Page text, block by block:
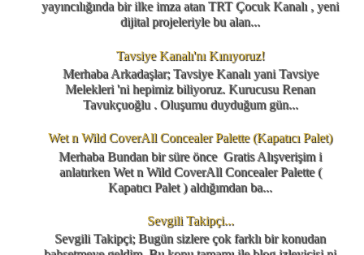
yayıncılığında bir ilke imza atan TRT Çocuk Kanalı , yeni
dijital projeleriyle bu alan...
Tavsiye Kanalı'nı Kınıyoruz!
Merhaba Arkadaşlar; Tavsiye Kanalı yani Tavsiye
Melekleri 'ni hepimiz biliyoruz. Kurucusu Renan
Tavukçuoğlu . Oluşumu duyduğum gün...
Wet n Wild CoverAll Concealer Palette (Kapatıcı Palet)
Merhaba Bundan bir süre önce Gratis Alışverişim i
anlatırken Wet n Wild CoverAll Concealer Palette (
Kapatıcı Palet ) aldığımdan ba...
Sevgili Takipçi...
Sevgili Takipçi; Bugün sizlere çok farklı bir konudan